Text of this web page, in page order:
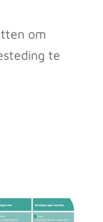
om
te